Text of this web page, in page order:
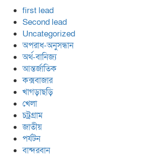
first lead
Second lead
Uncategorized
অপরাধ-অনুসন্ধান
অর্থ-বানিজ্য
আন্তর্জাতিক
কক্সবাজার
খাগড়াছড়ি
খেলা
চট্রগ্রাম
জাতীয়
পর্যটন
বান্দরবান